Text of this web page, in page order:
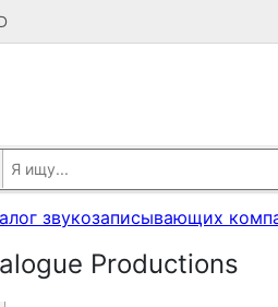
звукозаписывающих
Productions